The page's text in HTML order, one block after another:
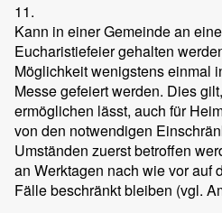
11.
Kann in einer Gemeinde an
Eucharistiefeier gehalten
Möglichkeit wenigstens einmal
Messe gefeiert werden. Dies
ermöglichen lässt, auch für
von den notwendigen
Umständen zuerst betroffen
an Werktagen nach wie vor auf
Fälle beschränkt bleiben (vgl.